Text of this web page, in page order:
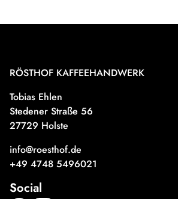
RÖSTHOF KAFFEEHANDWERK
Tobias Ehlen
Stedener Straße 56
27729 Holste
info@roesthof.de
+49 4748 5496021
Social